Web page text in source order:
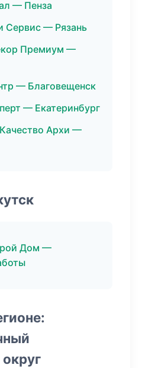
— Пенза
Сервис — Рязань
Премиум —
— Благовещенск
— Екатеринбург
Архи —
Дом —